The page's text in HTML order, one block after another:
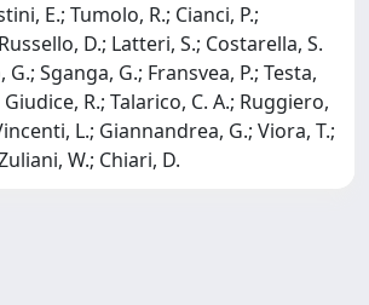
E.; Tumolo, R.; Cianci, P.;
D.; Latteri, S.; Costarella, S.
Sganga, G.; Fransvea, P.; Testa,
R.; Talarico, C. A.; Ruggiero,
L.; Giannandrea, G.; Viora, T.;
W.; Chiari, D.